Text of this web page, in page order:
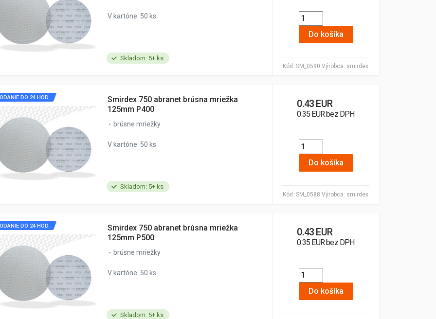
Skladom: 5+ ks
Kód: SM_0590 Výrobca: smirdex
V kartóne: 50 ks
Do košíka
Skladom: 5+ ks
Kód: SM_0588 Výrobca: smirdex
DO 24 HOD.
Smirdex 750 abranet brúsna mriežka
125mm P400
brúsne mriežky
V kartóne: 50 ks
0.43 EUR
0.35 EUR bez DPH
Do košíka
Skladom: 5+ ks
DO 24 HOD.
Smirdex 750 abranet brúsna mriežka
125mm P500
brúsne mriežky
V kartóne: 50 ks
0.43 EUR
0.35 EUR bez DPH
Do košíka